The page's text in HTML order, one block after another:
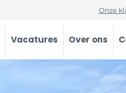
Onze
Vacatures Over ons